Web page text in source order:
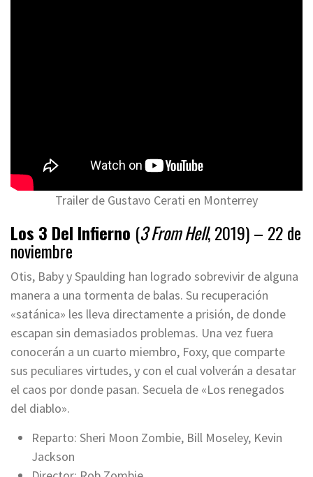
Trailer de Gustavo Cerati en Monterrey
Los 3 Del Infierno (3 From Hell, 2019) – 22 de
noviembre
Otis, Baby y Spaulding han logrado sobrevivir de alguna
manera a una tormenta de balas. Su recuperación
«satánica» les lleva directamente a prisión, de donde
escapan sin demasiados problemas. Una vez fuera
conocerán a un cuarto miembro, Foxy, que comparte
sus peculiares virtudes, y con el cual volverán a desatar
el caos por donde pasan. Secuela de «Los renegados
del diablo».
Reparto: Sheri Moon Zombie, Bill Moseley, Kevin
Jackson